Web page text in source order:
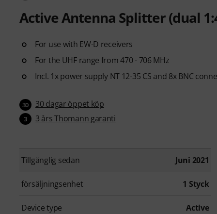
Active Antenna Splitter (dual
For use with EW-D receivers
For the UHF range from 470 - 706 MHz
Incl. 1x power supply NT 12-35 CS and 8x BNC
30 30 dagar öppet köp
3 3 års Thomann garanti
Tillgänglig sedan Juni 2021
försäljningsenhet 1 Styck
Device type Active